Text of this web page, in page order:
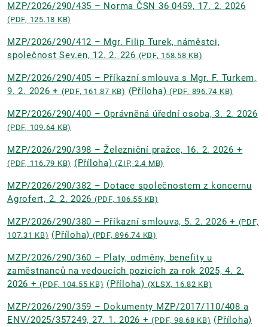
MZP/2026/290/435 – Norma ČSN 36 0459, 17. 2. 2026
(PDF, 125.18 KB)
MZP/2026/290/412 – Mgr. Filip Turek, náměstci,
společnost Sev.en, 12. 2. 226 (PDF, 158.58 KB)
MZP/2026/290/405 – Příkazní smlouva s Mgr. F. Turkem,
9. 2. 2026 + (PDF, 161.87 KB) (Příloha) (PDF, 896.74 KB)
MZP/2026/290/400 – Oprávněná úřední osoba, 3. 2. 2026
(PDF, 109.64 KB)
MZP/2026/290/398 – Železniční pražce, 16. 2. 2026 +
(PDF, 116.79 KB) (Příloha)(ZIP, 2.4 MB)
MZP/2026/290/382 – Dotace společnostem z koncernu
Agrofert, 2. 2. 2026 (PDF, 106.55 KB)
MZP/2026/290/380 – Příkazní smlouva, 5. 2. 2026 + (PDF,
107.31 KB) (Příloha) (PDF, 896.74 KB)
MZP/2026/290/360 – Platy, odměny, benefity u
zaměstnanců na vedoucích pozicích za rok 2025, 4. 2.
2026 +(PDF, 104.55 KB) (Příloha) (XLSX, 16.82 KB)
MZP/2026/290/359 – Dokumenty MZP/2017/110/408 a
ENV/2025/357249, 27. 1. 2026 +(PDF, 98.68 KB) (Příloha)